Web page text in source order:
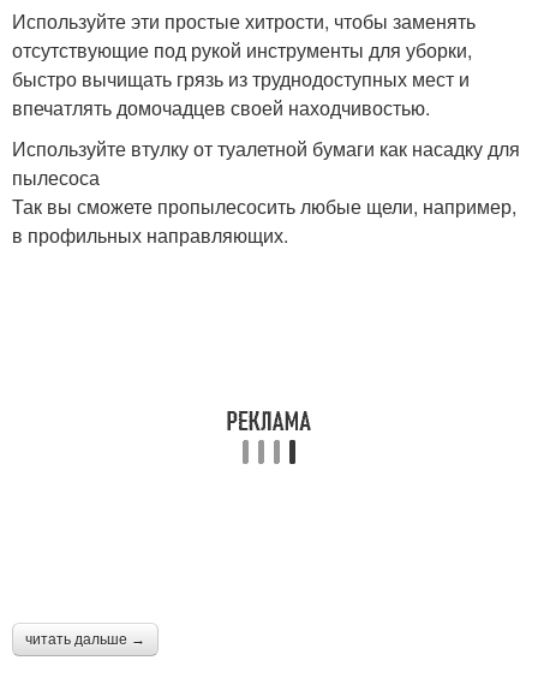
Используйте эти простые хитрости, чтобы заменять
отсутствующие под рукой инструменты для уборки,
быстро вычищать грязь из труднодоступных мест и
впечатлять домочадцев своей находчивостью.
Используйте втулку от туалетной бумаги как насадку для
пылесоса
Так вы сможете пропылесосить любые щели, например,
в профильных направляющих.
читать дальше →